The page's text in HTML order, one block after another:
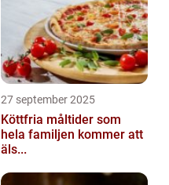
27 september 2025
Köttfria måltider som
hela familjen kommer att
äls...